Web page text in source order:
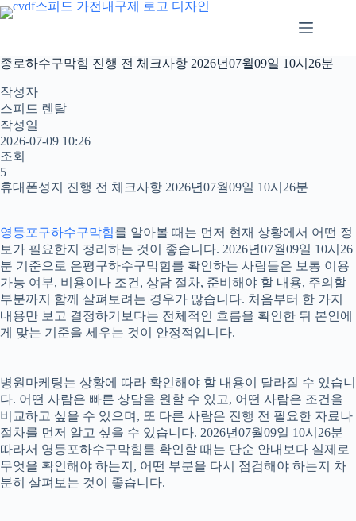
본
문
로
건
너
뛰
기
종로하수구막힘 진행 전 체크사항 2026년07월09일 10시26분
작성자
스피드 렌탈
작성일
2026-07-09 10:26
조회
5
휴대폰성지 진행 전 체크사항 2026년07월09일 10시26분
영등포구하수구막힘를 알아볼 때는 먼저 현재 상황에서 어떤 정
보가 필요한지 정리하는 것이 좋습니다. 2026년07월09일 10시26
분 기준으로 은평구하수구막힘를 확인하는 사람들은 보통 이용
가능 여부, 비용이나 조건, 상담 절차, 준비해야 할 내용, 주의할
부분까지 함께 살펴보려는 경우가 많습니다. 처음부터 한 가지
내용만 보고 결정하기보다는 전체적인 흐름을 확인한 뒤 본인에
게 맞는 기준을 세우는 것이 안정적입니다.
병원마케팅는 상황에 따라 확인해야 할 내용이 달라질 수 있습니
다. 어떤 사람은 빠른 상담을 원할 수 있고, 어떤 사람은 조건을
비교하고 싶을 수 있으며, 또 다른 사람은 진행 전 필요한 자료나
절차를 먼저 알고 싶을 수 있습니다. 2026년07월09일 10시26분
따라서 영등포하수구막힘를 확인할 때는 단순 안내보다 실제로
무엇을 확인해야 하는지, 어떤 부분을 다시 점검해야 하는지 차
분히 살펴보는 것이 좋습니다.